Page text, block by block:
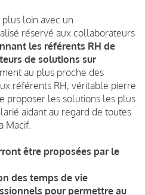
loin avec un
réservé aux collaborateurs
les référents RH de
de solutions sur
au plus proche des
référents RH, véritable pierre
proposer les solutions les plus
aidant au regard de toutes
Macif.
être proposées par le
des temps de vie
pour permettre au